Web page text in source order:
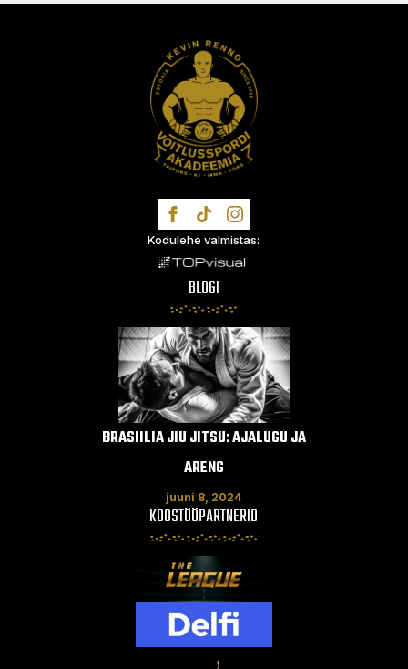
KOOSTÖÖPARTNERID
BLOGI
BRASIILIA JIU JITSU: AJALUGU JA
ARENG
juuni 8, 2024
Kodulehe valmistas: